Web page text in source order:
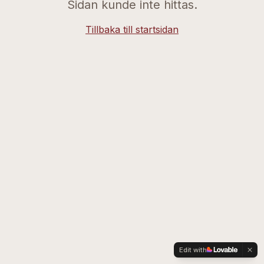
Sidan kunde inte hittas.
Tillbaka till startsidan
Edit with